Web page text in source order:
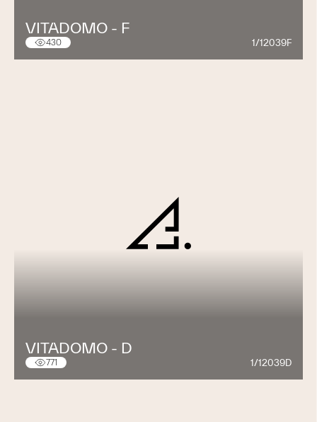
VITADOMO - F
430 1/12039F
VITADOMO - D
771 1/12039D